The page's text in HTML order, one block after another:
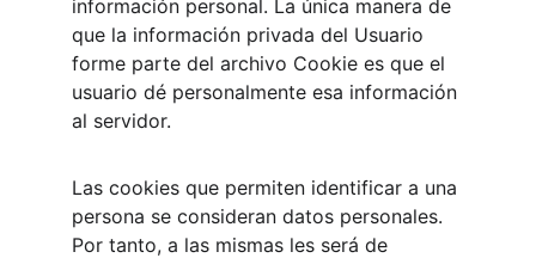
información personal. La única manera de
que la información privada del Usuario
forme parte del archivo Cookie es que el
usuario dé personalmente esa información
al servidor.
Las cookies que permiten identificar a una
persona se consideran datos personales.
Por tanto, a las mismas les será de